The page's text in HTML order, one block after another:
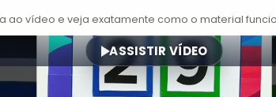
ao vídeo e veja exatamente como o material
ASSISTIR VÍDEO